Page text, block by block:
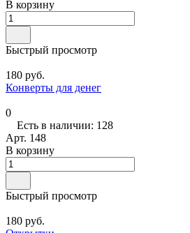
В корзину
Быстрый просмотр
180 руб.
Конверты для денег
0
Есть в наличии: 128
Арт. 148
В корзину
Быстрый просмотр
180 руб.